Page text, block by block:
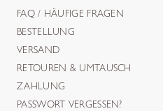
FAQ / HÄUFIGE FRAGEN
BESTELLUNG
VERSAND
RETOUREN & UMTAUSCH
ZAHLUNG
PASSWORT VERGESSEN?